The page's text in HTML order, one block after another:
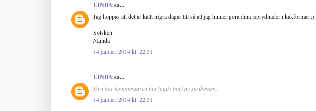
LINDA sa...
Jag hoppas att det är kallt några dagar till så att jag hinner göra dina isprydnader i kakformar :)
Solsken
//Linda
14 januari 2014 kl. 22:51
LINDA sa...
Den här kommentaren har tagits bort av skribenten.
14 januari 2014 kl. 22:51